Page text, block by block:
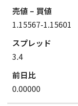
1.15567-1.15601
3.4
0.00000